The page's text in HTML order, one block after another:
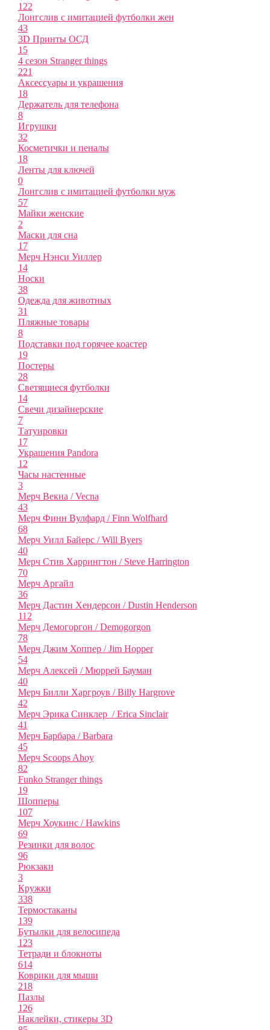
122
Лонгслив с имитацией футболки жен
43
3D Принты ОСД
15
4 сезон Stranger things
221
Аксессуары и украшения
18
Держатель для телефона
8
Игрушки
32
Косметички и пеналы
18
Ленты для ключей
0
Лонгслив с имитацией футболки муж
57
Майки женские
2
Маски для сна
17
Мерч Нэнси Уиллер
14
Носки
38
Одежда для животных
31
Пляжные товары
8
Подставки под горячее коастер
19
Постеры
28
Светящиеся футболки
14
Свечи дизайнерские
7
Татуировки
17
Украшения Pandora
12
Часы настенные
3
Мерч Векна / Vecna
43
Мерч Финн Вулфард / Finn Wolfhard
68
Мерч Уилл Байерс / Will Byers
40
Мерч Стив Харрингтон / Steve Harrington
70
Мерч Аргайл
36
Мерч Дастин Хендерсон / Dustin Henderson
112
Мерч Демогоргон / Demogorgon
78
Мерч Джим Хоппер / Jim Hopper
54
Мерч Алексей / Мюррей Бауман
40
Мерч Билли Харгроув / Billy Hargrove
42
Мерч Эрика Синклер / Erica Sinclair
41
Мерч Барбара / Barbara
45
Мерч Scoops Ahoy
82
Funko Stranger things
19
Шопперы
107
Мерч Хоукинс / Hawkins
69
Резинки для волос
96
Рюкзаки
3
Кружки
338
Термостаканы
139
Бутылки для велосипеда
123
Тетради и блокноты
614
Коврики для мыши
218
Пазлы
126
Наклейки, стикеры 3D